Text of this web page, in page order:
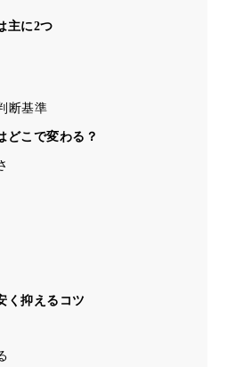
主に2つ
断基準
どこで変わる？
く抑えるコツ